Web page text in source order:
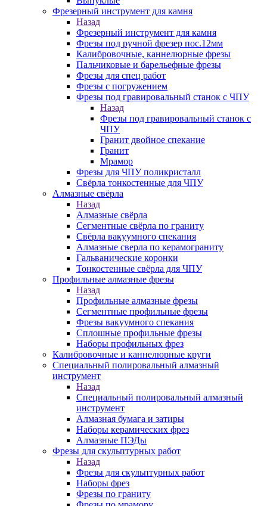
Фрезерный инструмент для камня
Назад
Фрезерный инструмент для камня
Фрезы под ручной фрезер пос.12мм
Калибровочные, каннелюрные фрезы
Пальчиковые и барельефные фрезы
Фрезы для спец работ
Фрезы с погружением
Фрезы под гравировальный станок с ЧПУ
Назад
Фрезы под гравировальный станок с
ЧПУ
Гранит двойное спекание
Гранит
Мрамор
Фрезы для ЧПУ поликристалл
Свёрла тонкостенные для ЧПУ
Алмазные свёрла
Назад
Алмазные свёрла
Сегментные свёрла по граниту
Свёрла вакуумного спекания
Алмазные сверла по керамограниту
Гальванические коронки
Тонкостенные свёрла для ЧПУ
Профильные алмазные фрезы
Назад
Профильные алмазные фрезы
Сегментные профильные фрезы
Фрезы вакуумного спекания
Сплошные профильные фрезы
Наборы профильных фрез
Калибровочные и каннелюрные круги
Специальный полировальный алмазный
инструмент
Назад
Специальный полировальный алмазный
инструмент
Алмазная бумага и затиры
Наборы керамических фрез
Алмазные ПЭДы
Фрезы для скульптурных работ
Назад
Фрезы для скульптурных работ
Наборы фрез
Фрезы по граниту